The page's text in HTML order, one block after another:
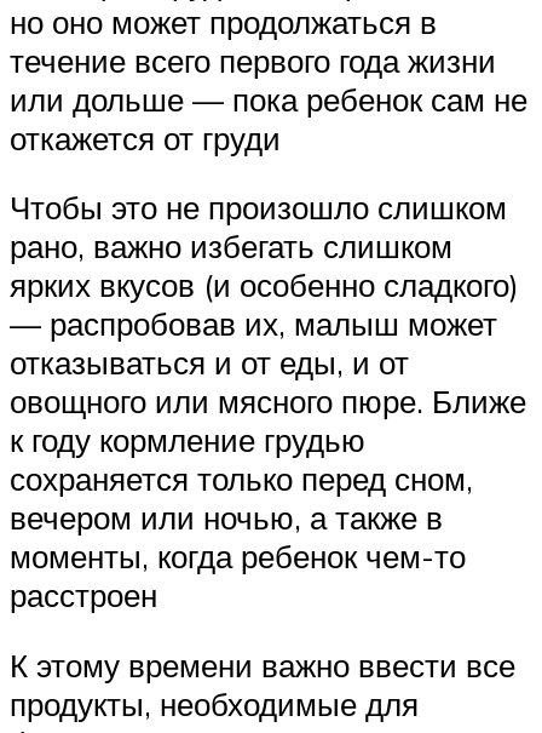
но оно может продолжаться в
течение всего первого года жизни
или дольше — пока ребенок сам не
откажется от груди
Чтобы это не произошло слишком
рано, важно избегать слишком
ярких вкусов (и особенно сладкого)
— распробовав их, малыш может
отказываться и от еды, и от
овощного или мясного пюре. Ближе
к году кормление грудью
сохраняется только перед сном,
вечером или ночью, а также в
моменты, когда ребенок чем-то
расстроен
К этому времени важно ввести все
продукты, необходимые для